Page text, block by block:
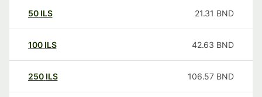
50 ILS 21.31 BND
100 ILS 42.63 BND
250 ILS 106.57 BND